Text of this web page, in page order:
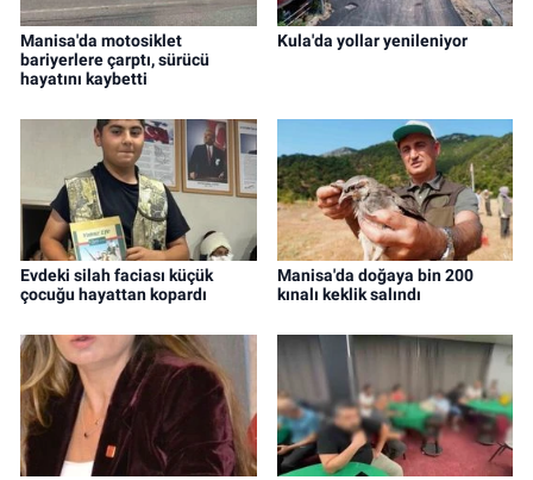
Manisa'da motosiklet
bariyerlere çarptı, sürücü
hayatını kaybetti
Kula'da yollar yenileniyor
Evdeki silah faciası küçük
çocuğu hayattan kopardı
Manisa'da doğaya bin 200
kınalı keklik salındı